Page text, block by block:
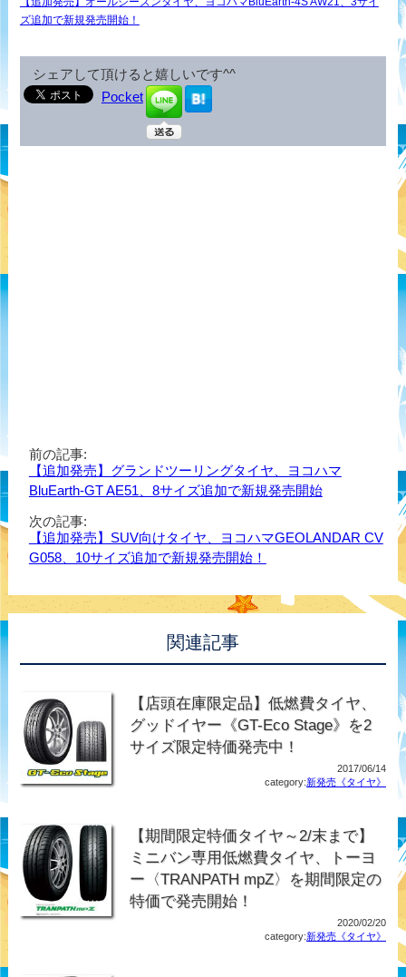
ズ追加で新規発売開始！
シェアして頂けると嬉しいです^^
Pocket
前の記事:
【追加発売】グランドツーリングタイヤ、ヨコハマ
BluEarth-GT AE51、8サイズ追加で新規発売開始
次の記事:
【追加発売】SUV向けタイヤ、ヨコハマGEOLANDAR CV
G058、10サイズ追加で新規発売開始！
関連記事
【店頭在庫限定品】低燃費タイヤ、
グッドイヤー《GT-Eco Stage》を2
サイズ限定特価発売中！
2017/06/14
category:新発売《タイヤ》
【期間限定特価タイヤ～2/末まで】
ミニバン専用低燃費タイヤ、トーヨ
ー〈TRANPATH mpZ〉を期間限定の
特価で発売開始！
2020/02/20
category:新発売《タイヤ》